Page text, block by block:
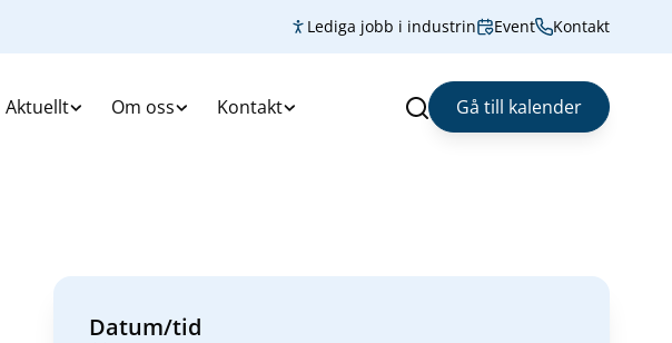
Lediga jobb i industrin Event Kontakt
Aktuellt Om oss Kontakt Sök Gå till kalender
Datum/tid